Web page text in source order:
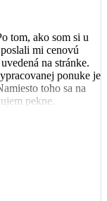
tom, ako som si u
mi cenovú
na stránke.
ponuke je
toho sa na
pekne.